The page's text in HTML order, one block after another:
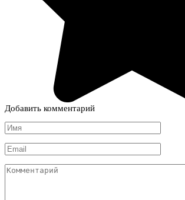
Добавить комментарий
Имя
*
Email
*
Комментарий